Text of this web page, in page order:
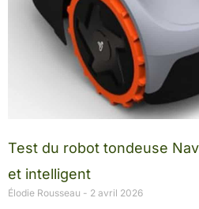
Test du robot tondeuse
et intelligent
Élodie Rousseau 2 avril 2026